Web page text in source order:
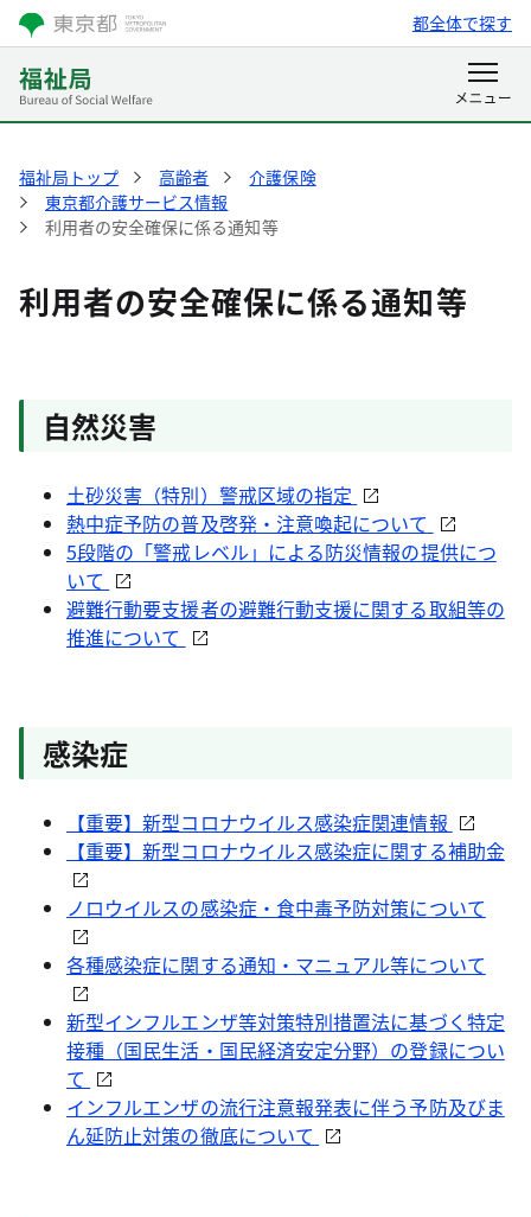
都全体で探す
福祉局トップ 高齢者
介護保険
東京都介護サービス情報
利用者の安全確保に係る通知等
利用者の安全確保に係る通知等
自然災害
土砂災害（特別）警戒区域の指定
熱中症予防の普及啓発・注意喚起について
5段階の「警戒レベル」による防災情報の提供につ
いて
避難行動要支援者の避難行動支援に関する取組等の
推進について
感染症
【重要】新型コロナウイルス感染症関連情報
【重要】新型コロナウイルス感染症に関する補助金
ノロウイルスの感染症・食中毒予防対策について
各種感染症に関する通知・マニュアル等について
新型インフルエンザ等対策特別措置法に基づく特定
接種（国民生活・国民経済安定分野）の登録につい
て
インフルエンザの流行注意報発表に伴う予防及びま
ん延防止対策の徹底について